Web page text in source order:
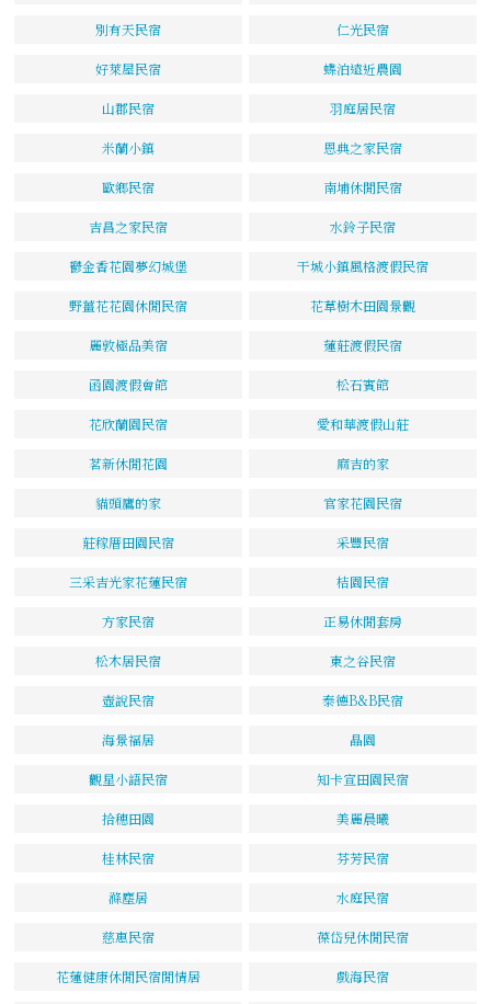
別有天民宿 仁光民宿
好萊屋民宿 蝶泊遠近農園
山郡民宿 羽庭居民宿
米蘭小鎮 恩典之家民宿
歐鄉民宿 南埔休閒民宿
吉昌之家民宿 水鈴子民宿
鬱金香花園夢幻城堡 干城小鎮風格渡假民宿
野薑花花園休閒民宿 花草樹木田園景觀
麗敦極品美宿 蓮莊渡假民宿
函園渡假會館 松石賓館
花欣蘭園民宿 愛和華渡假山莊
茗新休閒花園 麻吉的家
貓頭鷹的家 官家花園民宿
莊稼厝田園民宿 采豐民宿
三采吉光家花蓮民宿 桔園民宿
方家民宿 正易休閒套房
松木居民宿 東之谷民宿
壺說民宿 泰德B&B民宿
海景福居 晶園
觀星小語民宿 知卡宣田園民宿
拾穗田園 美麗晨曦
桂林民宿 芬芳民宿
滌塵居 水庭民宿
慈惠民宿 葆岱兒休閒民宿
花蓮健康休閒民宿閒情居 戲海民宿